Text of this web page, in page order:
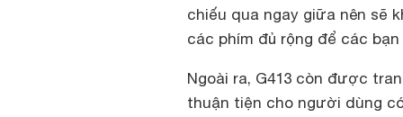
chiếu qua ngay giữa nên sẽ
các phím đủ rộng để các
Ngoài ra, G413 còn được
thuận tiện cho người dùng